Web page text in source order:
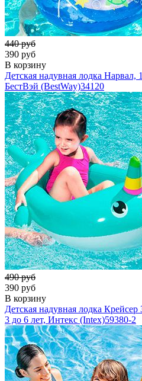
440 руб
390 руб
В корзину
Детская надувная лодка Нарвал,
БестВэй (BestWay)34120
490 руб
390 руб
В корзину
Детская надувная лодка
3 до 6 лет, Интекс (Intex)59380-2